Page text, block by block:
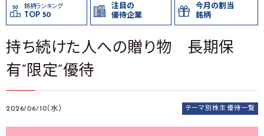
銘柄ランキング
TOP 50
注目の
優待企業
今月の割当
銘柄
持ち続けた人への贈り物 長期保
有“限定”優待
2026/06/10（水） テーマ別株主優待一覧